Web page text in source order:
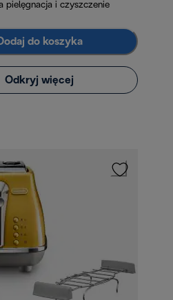
pielęgnacja i czyszczenie
do koszyka
Odkryj więcej